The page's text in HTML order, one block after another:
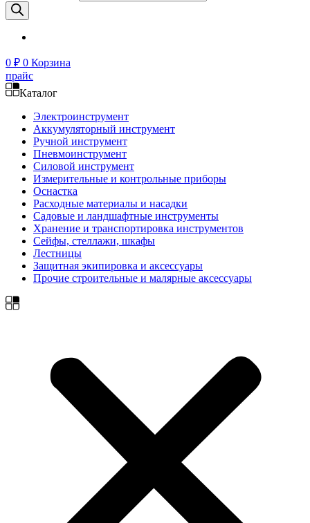
0 ₽ 0 Корзина
прайс
Каталог
Электроинструмент
Аккумуляторный инструмент
Ручной инструмент
Пневмоинструмент
Силовой инструмент
Измерительные и контрольные приборы
Оснастка
Расходные материалы и насадки
Садовые и ландшафтные инструменты
Хранение и транспортировка инструментов
Сейфы, стеллажи, шкафы
Лестницы
Защитная экипировка и аксессуары
Прочие строительные и малярные аксессуары